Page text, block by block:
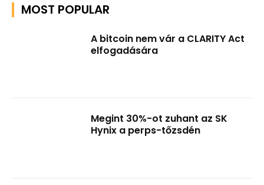
MOST POPULAR
A bitcoin nem vár a CLARITY Act
elfogadására
Megint 30%-ot zuhant az SK
Hynix a perps-tőzsdén